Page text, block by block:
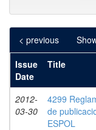
< previous
Issue
Date
Title
2012-
03-30
4299
de
ESPOL